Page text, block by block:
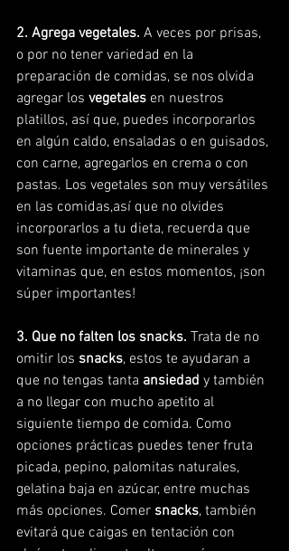
2. Agrega vegetales. A veces por prisas,
o por no tener variedad en la
preparación de comidas, se nos olvida
agregar los vegetales en nuestros
platillos, así que, puedes incorporarlos
en algún caldo, ensaladas o en guisados,
con carne, agregarlos en crema o con
pastas. Los vegetales son muy versátiles
en las comidas,así que no olvides
incorporarlos a tu dieta, recuerda que
son fuente importante de minerales y
vitaminas que, en estos momentos, ¡son
súper importantes!
3. Que no falten los snacks. Trata de no
omitir los snacks, estos te ayudaran a
que no tengas tanta ansiedad y también
a no llegar con mucho apetito al
siguiente tiempo de comida. Como
opciones prácticas puedes tener fruta
picada, pepino, palomitas naturales,
gelatina baja en azúcar, entre muchas
más opciones. Comer snacks, también
evitará que caigas en tentación con